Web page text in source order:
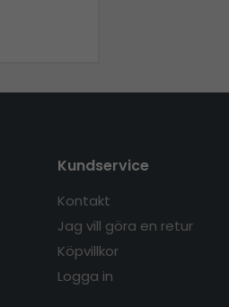
Kundservice
Kontakt
Jag vill göra en retur
Köpvillkor
Logga in